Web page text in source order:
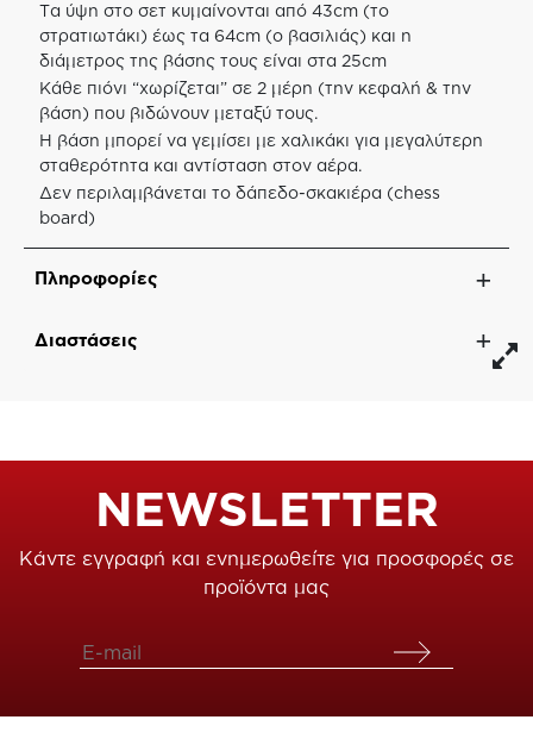
Τα ύψη στο σετ κυμαίνονται από 43cm (το
στρατιωτάκι) έως τα 64cm (ο βασιλιάς) και η
διάμετρος της βάσης τους είναι στα 25cm
Κάθε πιόνι “χωρίζεται” σε 2 μέρη (την κεφαλή & την
βάση) που βιδώνουν μεταξύ τους.
Η βάση μπορεί να γεμίσει με χαλικάκι για μεγαλύτερη
σταθερότητα και αντίσταση στον αέρα.
Δεν περιλαμβάνεται το δάπεδο-σκακιέρα (chess
board)
Πληροφορίες
Διαστάσεις
NEWSLETTER
Κάντε εγγραφή και ενημερωθείτε για προσφορές σε
προϊόντα μας